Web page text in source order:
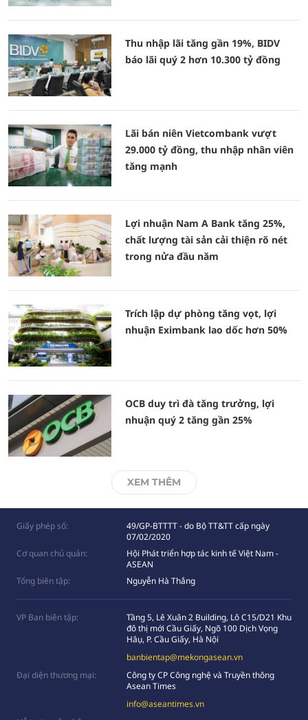
Thu nhập lãi tăng gần 19%, BIDV
báo lãi quý 2 hơn 10.300 tỷ đồng
Lãi bán niên Vietcombank vượt
29.000 tỷ đồng, thu nhập nhân viên
tăng mạnh
Lợi nhuận Nam A Bank tăng 25%,
chất lượng tài sản cải thiện rõ nét
trong nửa đầu năm
Trích lập dự phòng tăng vọt, lợi
nhuận Eximbank lao dốc hơn 50%
OCB duy trì đà tăng trưởng, lợi
nhuận quý 2 tăng gần 25%
XEM THÊM
Giấy phép số:
49/GP-BTTTT - do Bộ TT&TT cấp ngày
07/02/2020
Cơ quan chủ quản:
Hội Phát triển hợp tác kinh tế Việt Nam -
ASEAN
Tổng biên tập:
Nguyễn Hà Thắng
VP Ban biên tập:
Tầng 5, Lê Xuân 2 Building, Lô C15/D21 Khu
đô thị mới Cầu Giấy, Ngõ 100 Dịch Vọng
Hâụ, P. Cầu Giấy, Hà Nội
banbientap@mekongasean.vn
Đại diện thương mại:
Công ty CP Công nghệ và Truyền thông
Asean Times
info@aseantimes.vn